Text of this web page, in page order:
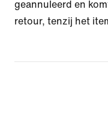
geannuleerd en
retour, tenzij het